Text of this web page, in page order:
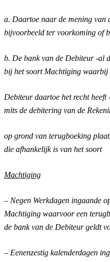
a. Daartoe naar de mening van
bijvoorbeeld ter voorkoming of
b. De bank van de Debiteur -al
bij het soort Machtiging waarbij
Debiteur daartoe het recht heeft
mits de debitering van de
op grond van terugboeking
die afhankelijk is van het soort
Machtiging
– Negen Werkdagen ingaande
Machtiging waarvoor een
de bank van de Debiteur geldt
– Eenenzestig kalenderdagen